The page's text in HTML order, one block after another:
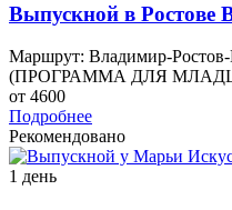
Выпускной в Ростове
Маршрут: Владимир-
(ПРОГРАММА ДЛЯ
от 4600
Подробнее
Рекомендовано
1 день